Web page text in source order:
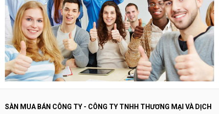
SÀN MUA BÁN CÔNG TY - CÔNG TY TNHH THƯƠNG MẠI VÀ DỊCH